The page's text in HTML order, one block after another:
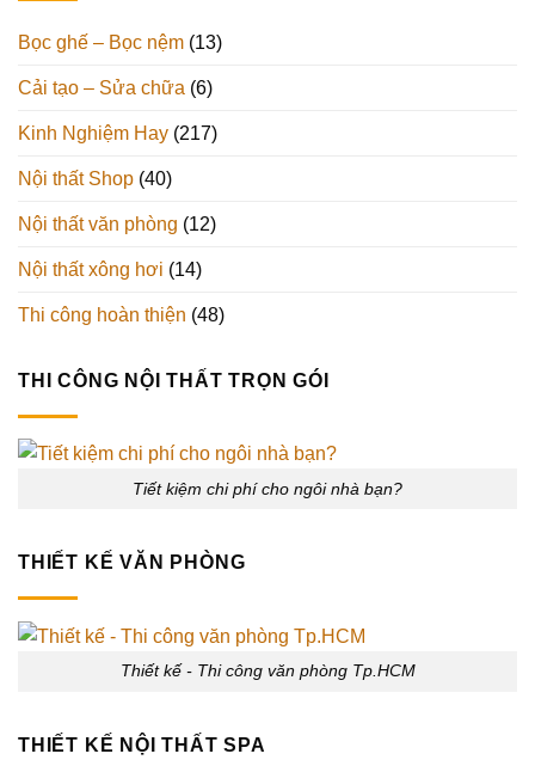
Bọc ghế – Bọc nệm (13)
Cải tạo – Sửa chữa (6)
Kinh Nghiệm Hay (217)
Nội thất Shop (40)
Nội thất văn phòng (12)
Nội thất xông hơi (14)
Thi công hoàn thiện (48)
THI CÔNG NỘI THẤT TRỌN GÓI
Tiết kiệm chi phí cho ngôi nhà bạn?
THIẾT KẾ VĂN PHÒNG
Thiết kế - Thi công văn phòng Tp.HCM
THIẾT KẾ NỘI THẤT SPA